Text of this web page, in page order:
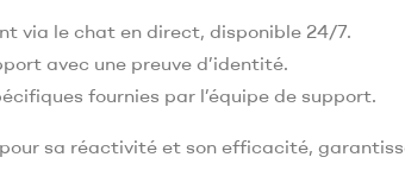
via le chat en direct, disponible 24/7.
avec une preuve d’identité.
fournies par l’équipe de support.
sa réactivité et son efficacité,